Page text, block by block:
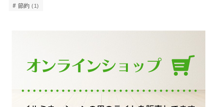
節約 (1)